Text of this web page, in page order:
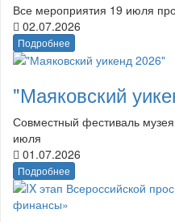
Все мероприятия 19 июля
02.07.2026
Подробнее
"Маяковский
Совместный фестиваль
июля
01.07.2026
Подробнее